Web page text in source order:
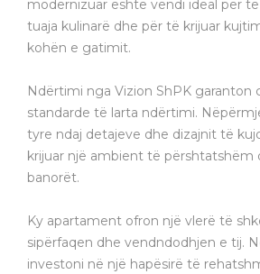
modernizuar është vendi ideal për
tuaja kulinarë dhe për të krijuar
kohën e gatimit.
Ndërtimi nga Vizion ShPK garanton
standarde të larta ndërtimi.
tyre ndaj detajeve dhe dizajnit të
krijuar një ambient të përshtatshëm
banorët.
Ky apartament ofron një vlerë të
sipërfaqen dhe vendndodhjen e tij.
investoni në një hapësirë të